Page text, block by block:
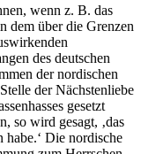
wenn z. B. das
dem über die Grenzen
des deutschen
der nordischen
der Nächstenliebe
gesetzt
so wird gesagt, ‚das
habe.‘ Die nordische